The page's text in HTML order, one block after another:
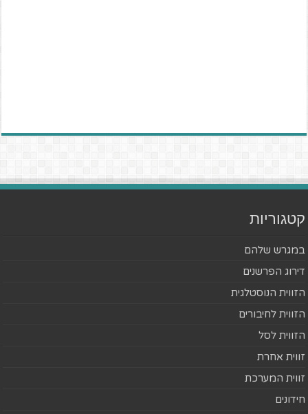
קטגוריות
במגרש שלהם
דירוג הפרשנים
הזווית הנוסטלגית
הזווית לחיבורים
הזווית לסל
זווית אחרת
זווית המערכת
חידונים